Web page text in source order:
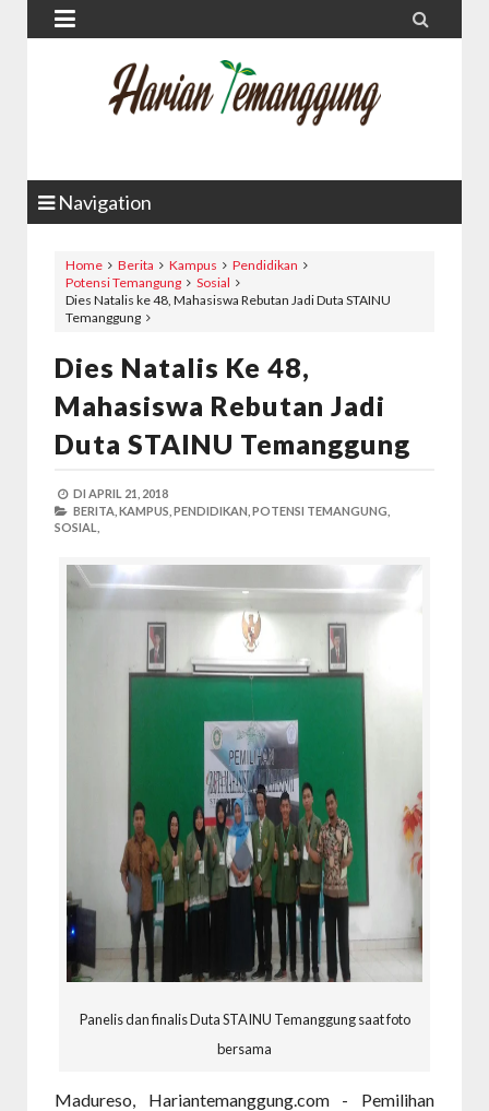
 
Navigation
Home Berita Kampus
Pendidikan
Potensi Temangung
Sosial
Dies Natalis ke 48, Mahasiswa Rebutan Jadi Duta STAINU
Temanggung
Dies Natalis Ke 48,
Mahasiswa Rebutan Jadi
Duta STAINU Temanggung
DI APRIL 21, 2018
BERITA, KAMPUS, PENDIDIKAN, POTENSI TEMANGUNG,
SOSIAL,
Panelis dan finalis Duta STAINU Temanggung saat foto
bersama
Madureso, Hariantemanggung.com - Pemilihan